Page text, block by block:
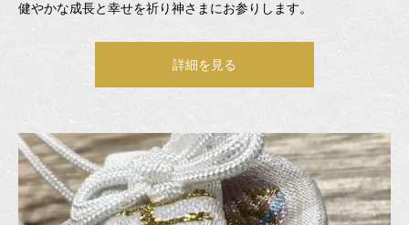
健やかな成長と幸せを祈り神さまにお参りします。
詳細を見る